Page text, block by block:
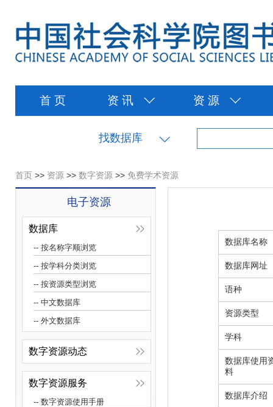
首 页 资 讯 资 源
找数据库
首页 >> 资源 >> 数字资源 >> 免费学术资源
电子资源
数据库
-- 按名称字顺浏览
-- 按学科分类浏览
-- 按资源类型浏览
-- 中文数据库
-- 外文数据库
数字资源动态
数字资源服务
-- 数字资源使用手册
数据库名称
数据库网址
语种
资源类型
学科
数据库使用
料
数据库介绍